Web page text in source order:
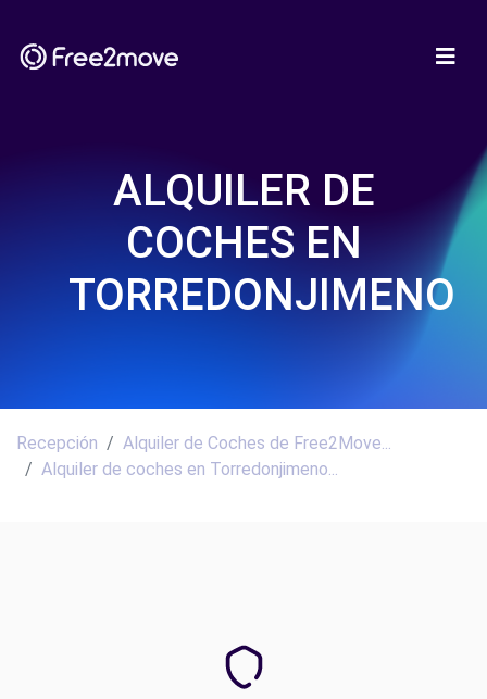
ALQUILER DE
COCHES EN
TORREDONJIMENO
Recepción
Alquiler de Coches de Free2Move...
Alquiler de coches en Torredonjimeno...